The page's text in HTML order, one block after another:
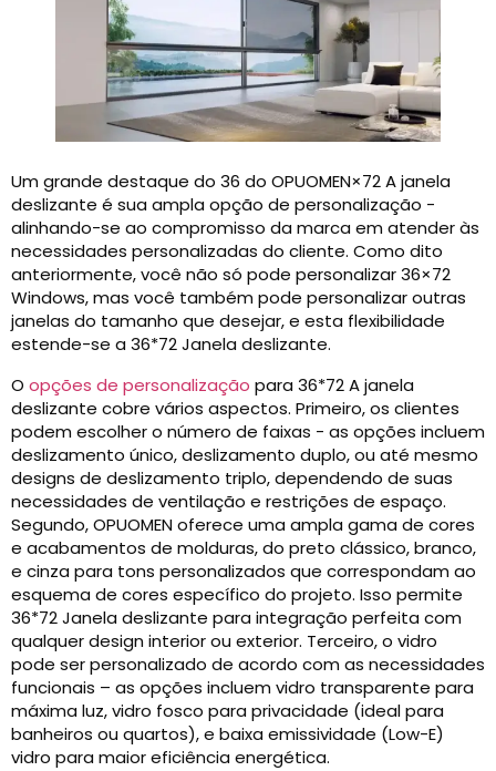
Um grande destaque do 36 do OPUOMEN×72 A janela
deslizante é sua ampla opção de personalização -
alinhando-se ao compromisso da marca em atender às
necessidades personalizadas do cliente. Como dito
anteriormente, você não só pode personalizar 36×72
Windows, mas você também pode personalizar outras
janelas do tamanho que desejar, e esta flexibilidade
estende-se a 36*72 Janela deslizante.
O opções de personalização para 36*72 A janela
deslizante cobre vários aspectos. Primeiro, os clientes
podem escolher o número de faixas - as opções incluem
deslizamento único, deslizamento duplo, ou até mesmo
designs de deslizamento triplo, dependendo de suas
necessidades de ventilação e restrições de espaço.
Segundo, OPUOMEN oferece uma ampla gama de cores
e acabamentos de molduras, do preto clássico, branco,
e cinza para tons personalizados que correspondam ao
esquema de cores específico do projeto. Isso permite
36*72 Janela deslizante para integração perfeita com
qualquer design interior ou exterior. Terceiro, o vidro
pode ser personalizado de acordo com as necessidades
funcionais – as opções incluem vidro transparente para
máxima luz, vidro fosco para privacidade (ideal para
banheiros ou quartos), e baixa emissividade (Low-E)
vidro para maior eficiência energética.